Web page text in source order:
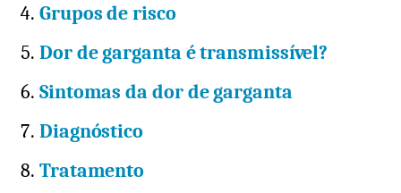
Grupos de risco
Dor de garganta é transmissível?
Sintomas da dor de garganta
Diagnóstico
Tratamento